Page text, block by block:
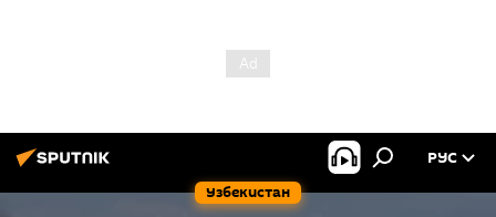
Узбекистан
РУС